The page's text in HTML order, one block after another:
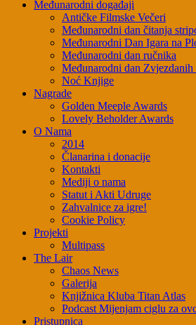
Međunarodni događaji
Antičke Filmske Večeri
Međunarodni dan čitanja
Međunarodni Dan Igara na
Međunarodni dan ručnika
Međunarodni dan Zvjezdanih
Noć Knjige
Nagrade
Golden Meeple Awards
Lovely Beholder Awards
O Nama
2014
Članarina i donacije
Kontakti
Mediji o nama
Statut i Akti Udruge
Zahvalnice za igre!
Cookie Policy
Projekti
Multipass
The Lair
Chaos News
Galerija
Knjižnica Kluba Titan Atlas
Podcast Mijenjam ciglu za
Pristupnica